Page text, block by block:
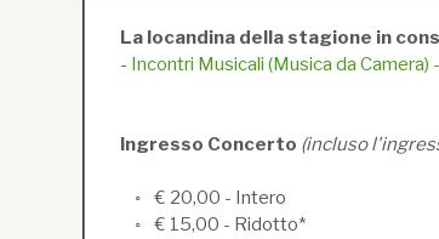
La locandina della stagione in
- Incontri Musicali (Musica da
Ingresso Concerto (incluso
◦ € 20,00 - Intero
◦ € 15,00 - Ridotto*